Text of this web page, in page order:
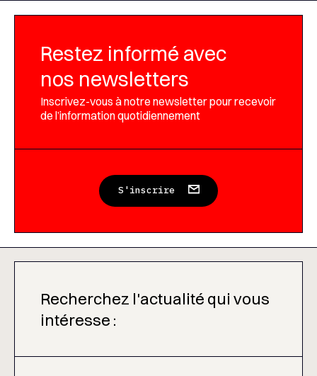
Restez informé avec
nos newsletters
Inscrivez-vous à notre newsletter pour recevoir
de l’information quotidiennement
S'inscrire
Recherchez l'actualité qui vous
intéresse :